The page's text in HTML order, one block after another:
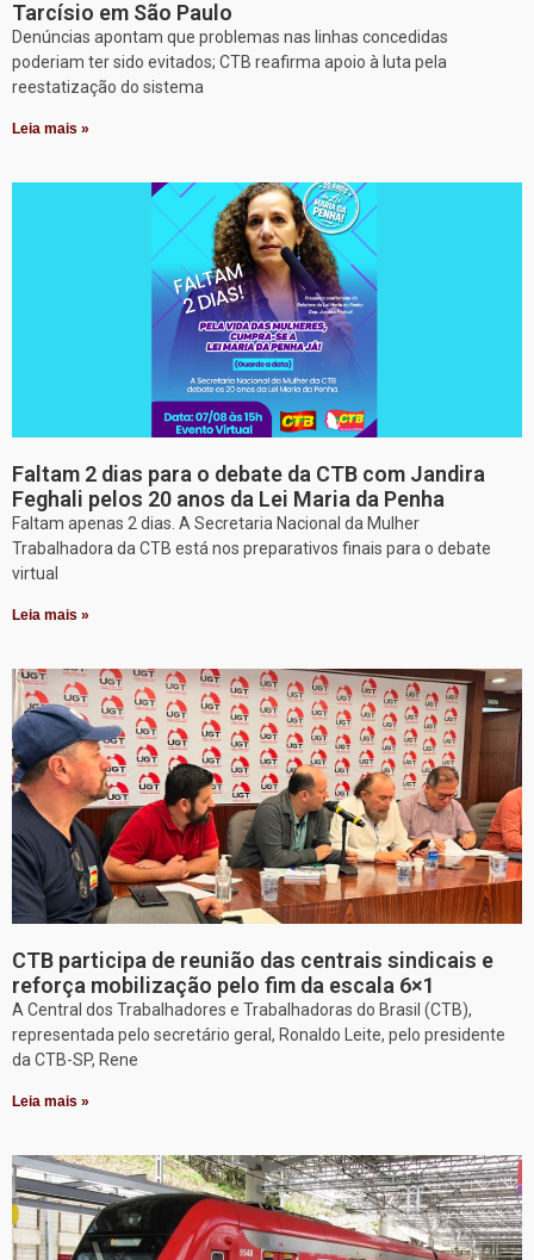
Tarcísio em São Paulo
Denúncias apontam que problemas nas linhas concedidas
poderiam ter sido evitados; CTB reafirma apoio à luta pela
reestatização do sistema
Leia mais »
Faltam 2 dias para o debate da CTB com Jandira
Feghali pelos 20 anos da Lei Maria da Penha
Faltam apenas 2 dias. A Secretaria Nacional da Mulher
Trabalhadora da CTB está nos preparativos finais para o debate
virtual
Leia mais »
CTB participa de reunião das centrais sindicais e
reforça mobilização pelo fim da escala 6×1
A Central dos Trabalhadores e Trabalhadoras do Brasil (CTB),
representada pelo secretário geral, Ronaldo Leite, pelo presidente
da CTB-SP, Rene
Leia mais »